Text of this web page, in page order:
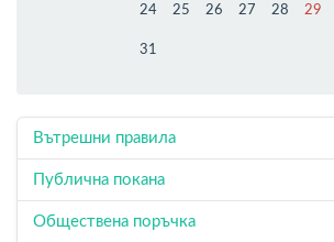
24 25 26 27 28 29
31
Вътрешни правила
Публична покана
Обществена поръчка